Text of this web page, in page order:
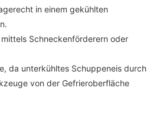
in einem gekühlten
Schneckenförderern oder
da unterkühltes Schuppeneis durch
von der Gefrieroberfläche